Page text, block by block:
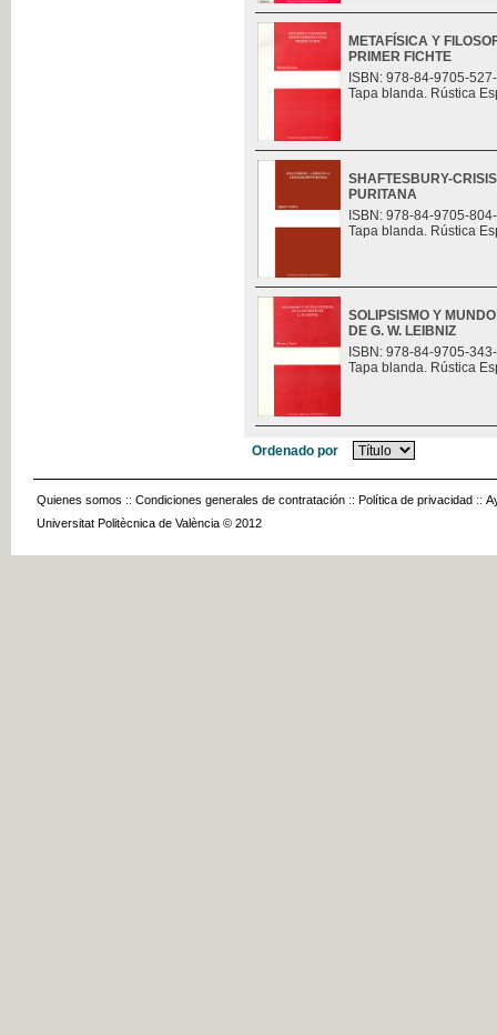
METAFÍSICA Y
PRIMER FICHTE
ISBN: 978-84-9705-
Tapa blanda. Rústica
SHAFTESBURY-
PURITANA
ISBN: 978-84-9705-
Tapa blanda. Rústica
SOLIPSISMO Y
DE G. W. LEIBNIZ
ISBN: 978-84-9705-
Tapa blanda. Rústica
Ordenado por
Quienes somos :: Condiciones generales de contratación :: Política de privacidad ::
Universitat Politècnica de València © 2012